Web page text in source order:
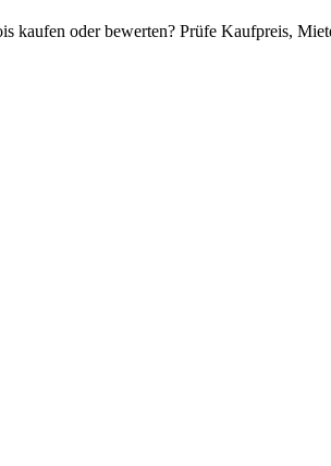
kaufen oder bewerten? Prüfe Kaufpreis,